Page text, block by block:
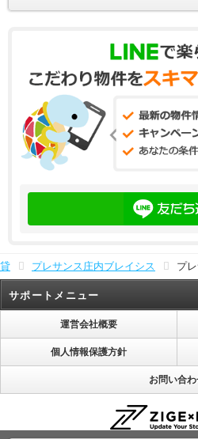
プレサンス庄内ブレイシス プ
サポートメニュー
運営会社概要
個人情報保護方針
お問い合